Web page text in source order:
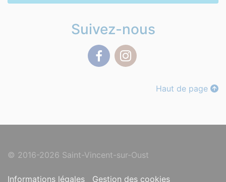
Suivez-nous
Haut de page
© 2016-2026 Saint-Vincent-sur-Oust
Informations légales Gestion des cookies